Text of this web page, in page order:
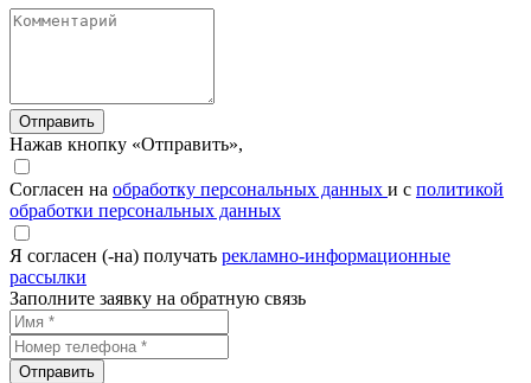
Отправить
Нажав кнопку «Отправить»,
Согласен на обработку персональных данных и с политикой
обработки персональных данных
Я согласен (-на) получать рекламно-информационные
рассылки
Заполните заявку на обратную связь
Отправить